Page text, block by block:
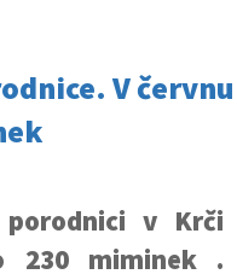
V červnu
v Krči
230 miminek .